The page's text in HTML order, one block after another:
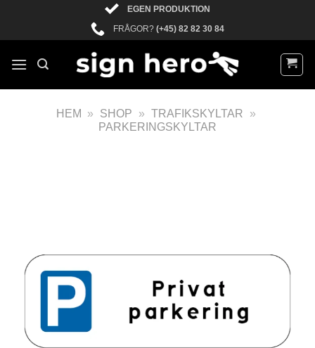
EGEN PRODUKTION
FRÅGOR? (+45) 82 82 30 84
HEM » SHOP » TRAFIKSKYLTAR
»
PARKERINGSKYLTAR